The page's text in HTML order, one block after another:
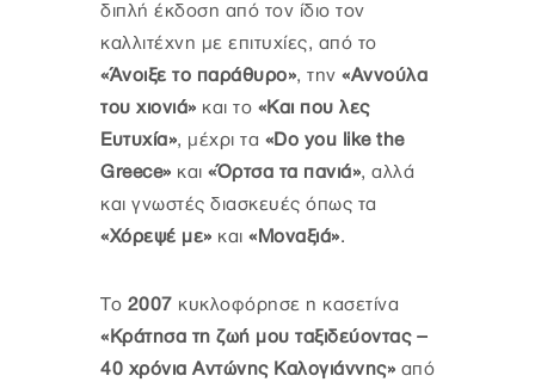
διπλή έκδοση από τον ίδιο τον
καλλιτέχνη με επιτυχίες, από το
«Άνοιξε το παράθυρο», την «Αννούλα
του χιονιά» και το «Και που λες
Ευτυχία», μέχρι τα «Do you like the
Greece» και «Όρτσα τα πανιά», αλλά
και γνωστές διασκευές όπως τα
«Χόρεψέ με» και «Μοναξιά».
Το 2007 κυκλοφόρησε η κασετίνα
«Κράτησα τη ζωή μου ταξιδεύοντας –
40 χρόνια Αντώνης Καλογιάννης» από